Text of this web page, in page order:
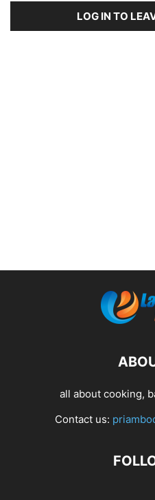
LOG IN TO
all about cooking,
Contact us: